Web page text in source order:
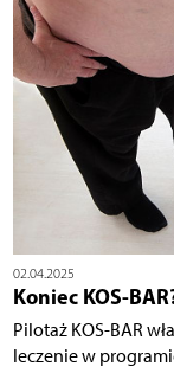
02.04.2025
Koniec KOS-
Pilotaż KOS-BAR
leczenie w